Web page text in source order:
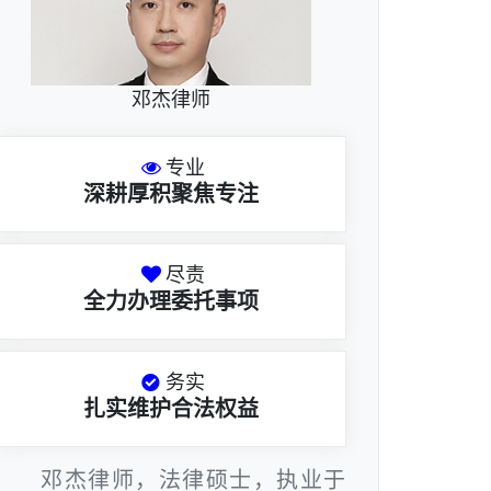
邓杰律师
专业
深耕厚积聚焦专注
尽责
全力办理委托事项
务实
扎实维护合法权益
邓杰律师，法律硕士，执业于